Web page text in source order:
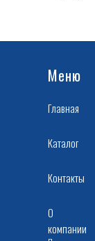
Меню
О
компании
Контакты
Каталог
Главная